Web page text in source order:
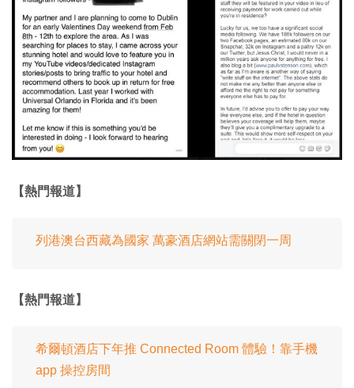
【熱門報道】
列港澳台西藏為國家 萬豪酒店網站需關閉一周
【熱門報道】
希爾頓酒店下年推 Connected Room 體驗！靠手機
app 操控房間